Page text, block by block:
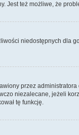
Jest też możliwe, że
niedostępnych dla
przez
niezalecane, jeżeli
tę funkcję.